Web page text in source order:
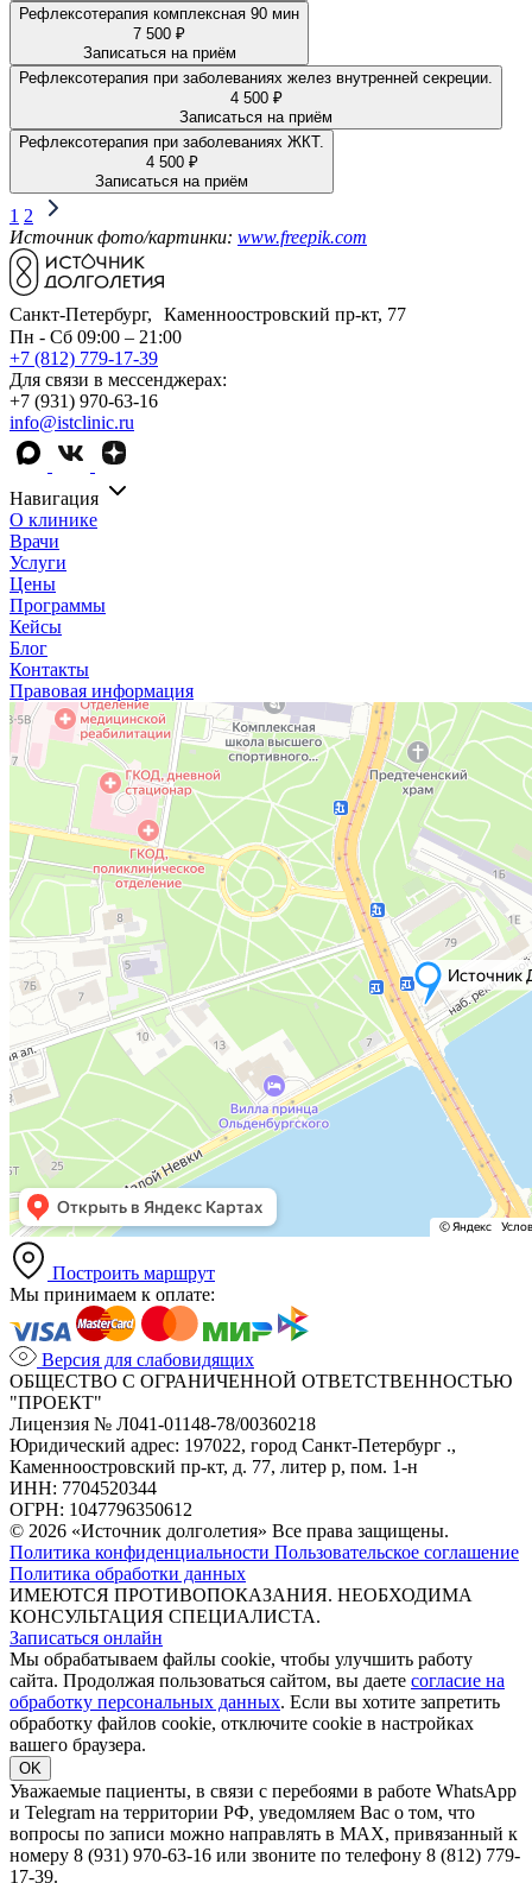
Рефлексотерапия комплексная 90 мин
7 500 ₽
Записаться на приём
Рефлексотерапия при заболеваниях желез внутренней секреции.
4 500 ₽
Записаться на приём
Рефлексотерапия при заболеваниях ЖКТ.
4 500 ₽
Записаться на приём
1 2
Источник фото/картинки: www.freepik.com
Санкт-Петербург, Каменноостровский пр-кт, 77
Пн - Сб 09:00 – 21:00
+7 (812) 779-17-39
Для связи в мессенджерах:
+7 (931) 970-63-16
info@istclinic.ru
Навигация
О клинике
Врачи
Услуги
Цены
Программы
Кейсы
Блог
Контакты
Правовая информация
Построить маршрут
Мы принимаем к оплате:
Версия для слабовидящих
ОБЩЕСТВО С ОГРАНИЧЕННОЙ ОТВЕТСТВЕННОСТЬЮ
"ПРОЕКТ"
Лицензия № Л041-01148-78/00360218
Юридический адрес: 197022, город Санкт-Петербург .,
Каменноостровский пр-кт, д. 77, литер р, пом. 1-н
ИНН: 7704520344
ОГРН: 1047796350612
© 2026 «Источник долголетия» Все права защищены.
Политика конфиденциальности Пользовательское соглашение
Политика обработки данных
ИМЕЮТСЯ ПРОТИВОПОКАЗАНИЯ. НЕОБХОДИМА
КОНСУЛЬТАЦИЯ СПЕЦИАЛИСТА.
Записаться онлайн
Мы обрабатываем файлы cookie, чтобы улучшить работу
сайта. Продолжая пользоваться сайтом, вы даете согласие на
обработку персональных данных. Если вы хотите запретить
обработку файлов cookie, отключите cookie в настройках
вашего браузера.
OK
Уважаемые пациенты, в связи с перебоями в работе WhatsApp
и Telegram на территории РФ, уведомляем Вас о том, что
вопросы по записи можно направлять в MAX, привязанный к
номеру 8 (931) 970-63-16 или звоните по телефону 8 (812) 779-
17-39.